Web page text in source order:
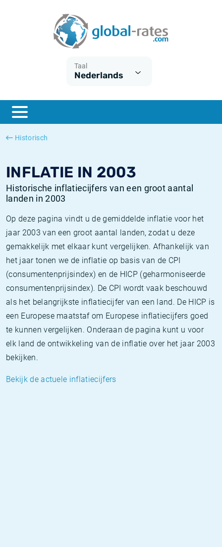
Taal
Nederlands
Historisch
INFLATIE IN 2003
Historische inflatiecijfers van een groot aantal
landen in 2003
Op deze pagina vindt u de gemiddelde inflatie voor het
jaar 2003 van een groot aantal landen, zodat u deze
gemakkelijk met elkaar kunt vergelijken. Afhankelijk van
het jaar tonen we de inflatie op basis van de CPI
(consumentenprijsindex) en de HICP (geharmoniseerde
consumentenprijsindex). De CPI wordt vaak beschouwd
als het belangrijkste inflatiecijfer van een land. De HICP is
een Europese maatstaf om Europese inflatiecijfers goed
te kunnen vergelijken. Onderaan de pagina kunt u voor
elk land de ontwikkeling van de inflatie over het jaar 2003
bekijken.
Bekijk de actuele inflatiecijfers
ESTER
SONIA
Wat is CPI inflatie?
Wat is HICP inflatie?
Nederlandse inflatie - CPI
Amerikaanse inflatie - CPI
Euribor historie
SOFR historie
TONAR historie
Inflatiecalculator